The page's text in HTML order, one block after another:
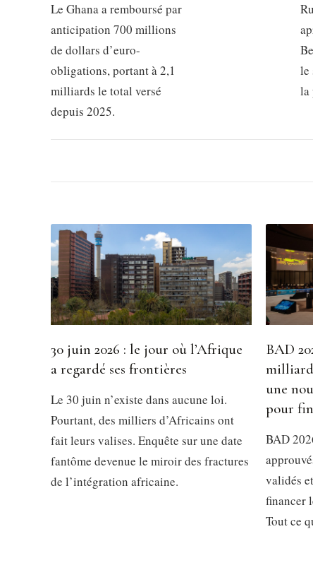
Le Ghana a remboursé par
anticipation 700 millions
de dollars d’euro-
obligations, portant à 2,1
milliards le total versé
depuis 2025.
le
la
30 juin 2026 : le jour où l’Afrique
a regardé ses frontières
Le 30 juin n’existe dans aucune loi.
Pourtant, des milliers d’Africains ont
fait leurs valises. Enquête sur une date
fantôme devenue le miroir des fractures
de l’intégration africaine.
BAD
une
pour
BAD
validés
financer
Tout ce